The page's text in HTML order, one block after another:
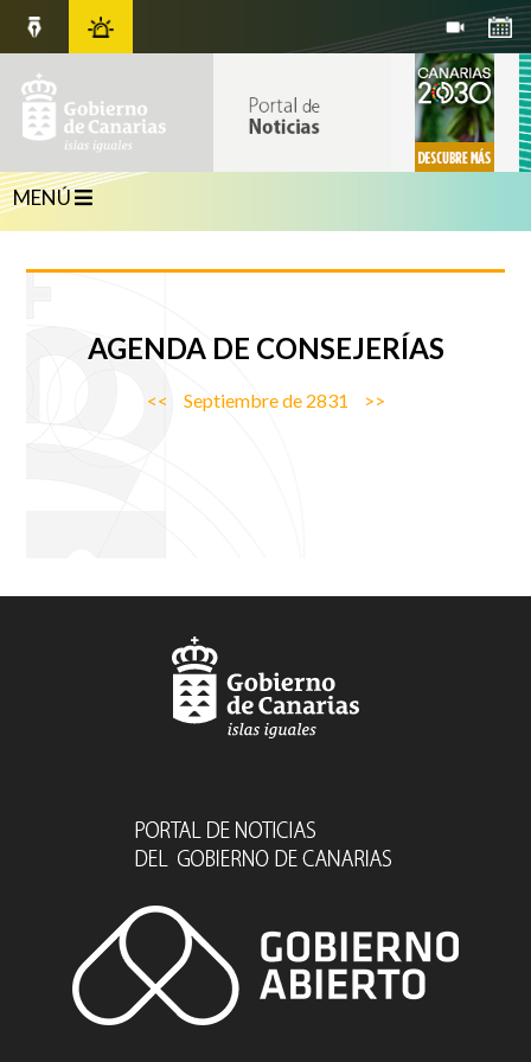
MENÚ
AGENDADE CONSEJERÍAS
<< Septiembre de 2831 >>